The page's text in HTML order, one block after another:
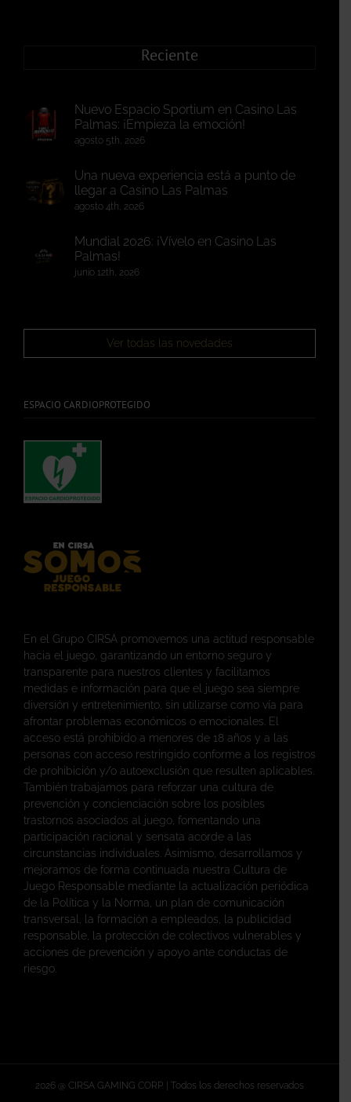
Reciente
Nuevo Espacio Sportium en Casino Las
Palmas: ¡Empieza la emoción!
agosto 5th, 2026
Una nueva experiencia está a punto de
llegar a Casino Las Palmas
agosto 4th, 2026
Mundial 2026: ¡Vívelo en Casino Las
Palmas!
junio 12th, 2026
Ver todas las novedades
ESPACIO CARDIOPROTEGIDO
En el Grupo CIRSA promovemos una actitud responsable
hacia el juego, garantizando un entorno seguro y
transparente para nuestros clientes y facilitamos
medidas e información para que el juego sea siempre
diversión y entretenimiento, sin utilizarse como vía para
afrontar problemas económicos o emocionales. El
acceso está prohibido a menores de 18 años y a las
personas con acceso restringido conforme a los registros
de prohibición y/o autoexclusión que resulten aplicables.
También trabajamos para reforzar una cultura de
prevención y concienciación sobre los posibles
trastornos asociados al juego, fomentando una
participación racional y sensata acorde a las
circunstancias individuales. Asimismo, desarrollamos y
mejoramos de forma continuada nuestra Cultura de
Juego Responsable mediante la actualización periódica
de la Política y la Norma, un plan de comunicación
transversal, la formación a empleados, la publicidad
responsable, la protección de colectivos vulnerables y
acciones de prevención y apoyo ante conductas de
riesgo.
2026 @ CIRSA GAMING CORP. | Todos los derechos reservados